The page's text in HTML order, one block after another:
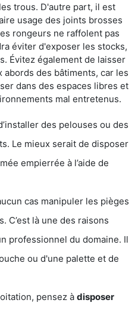
trous. D'autre part, il est
usage des joints brosses
rongeurs ne raffolent pas
éviter d'exposer les stocks,
Évitez également de laisser
des bâtiments, car les
dans des espaces libres et
mal entretenus.
des pelouses ou des
Le mieux serait de disposer
empierrée à l’aide de
cas manipuler les pièges
C’est là une des raisons
professionnel du domaine. Il
ou d'une palette et de
pensez à disposer